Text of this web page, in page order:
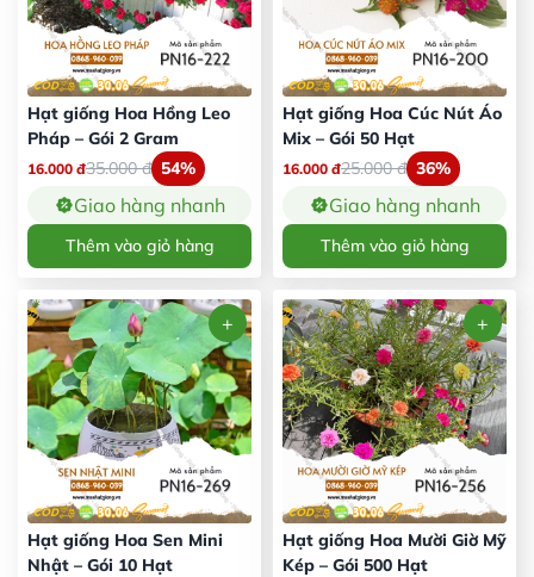
Hạt giống Hoa Hồng Leo
Pháp – Gói 2 Gram
16.000 đ35.000đ 54%
Giao hàng nhanh
Thêm vào giỏ hàng
Hạt giống Hoa Cúc Nút Áo
Mix – Gói 50 Hạt
16.000 đ25.000đ 36%
Giao hàng nhanh
Thêm vào giỏ hàng
Hạt giống Hoa Sen Mini
Nhật – Gói 10 Hạt
Hạt giống Hoa Mười Giờ Mỹ
Kép – Gói 500 Hạt